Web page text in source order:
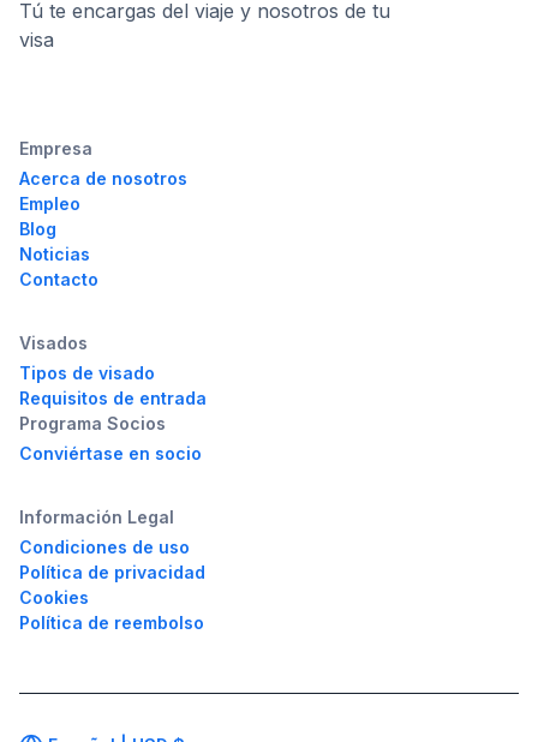
Tú te encargas del viaje y nosotros de tu
visa
Empresa
Acerca de nosotros
Empleo
Blog
Noticias
Contacto
Visados
Tipos de visado
Requisitos de entrada
Programa Socios
Conviértase en socio
Información Legal
Condiciones de uso
Política de privacidad
Cookies
Política de reembolso